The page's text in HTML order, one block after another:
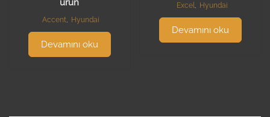
ürün
Accent Hyundai
Devamını oku
Excel Hyundai
Devamını oku